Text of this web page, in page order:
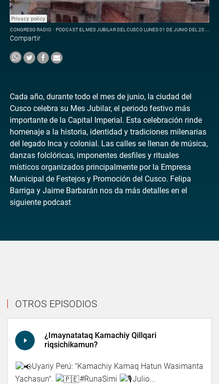
CONGRESO RADIO · PODCAST EL MES JUBILAR DEL CUSCO LUNES 01 DE JUNIO DEL 2026
Compartir
Cada año, durante todo el mes de junio, la ciudad del
Cusco celebra su Mes Jubilar, el periodo festivo más
importante de la Capital Imperial. Esta celebración rinde
homenaje a la historia, identidad y tradiciones milenarias
del legado Inca y colonial. Las calles se llenan de música,
danzas folclóricas, imponentes desfiles y rituales
místicos organizados principalmente por la Empresa
Municipal de Festejos y Promoción del Cusco. Felipa
Barriga y Jaime Barbarán nos da más detalles en el
siguiente podcast
OTROS EPISODIOS
¿Imaynatataq Kamachiy Qillqari
riqsichikamun?
Uyariy Perú: "Kamachiy Kamaq Hatun Wasimanta
Yachasun".
#RunaSimi Julio...